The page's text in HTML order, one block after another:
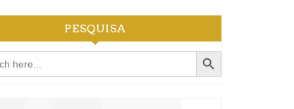
PESQUISA
Search Button